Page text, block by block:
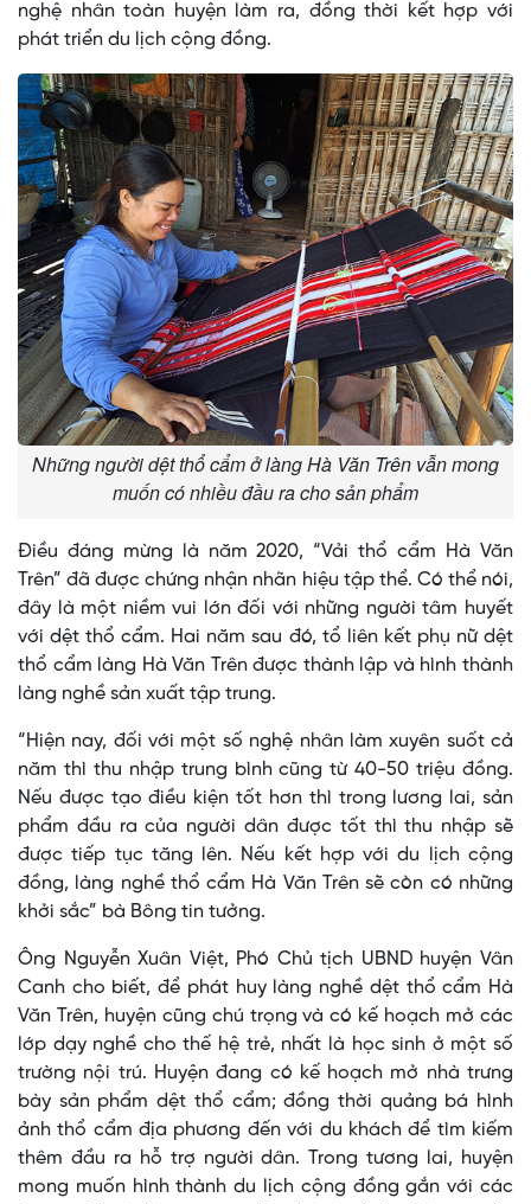
nghệ nhân toàn huyện làm ra, đồng thời kết hợp với
phát triển du lịch cộng đồng.
Những người dệt thổ cẩm ở làng Hà Văn Trên vẫn mong
muốn có nhiều đầu ra cho sản phẩm
Điều đáng mừng là năm 2020, “Vải thổ cẩm Hà Văn
Trên” đã được chứng nhận nhãn hiệu tập thể. Có thể nói,
đây là một niềm vui lớn đối với những người tâm huyết
với dệt thổ cẩm. Hai năm sau đó, tổ liên kết phụ nữ dệt
thổ cẩm làng Hà Văn Trên được thành lập và hình thành
làng nghề sản xuất tập trung.
“Hiện nay, đối với một số nghệ nhân làm xuyên suốt cả
năm thì thu nhập trung bình cũng từ 40-50 triệu đồng.
Nếu được tạo điều kiện tốt hơn thì trong lương lai, sản
phẩm đầu ra của người dân được tốt thì thu nhập sẽ
được tiếp tục tăng lên. Nếu kết hợp với du lịch cộng
đồng, làng nghề thổ cẩm Hà Văn Trên sẽ còn có những
khởi sắc” bà Bông tin tưởng.
Ông Nguyễn Xuân Việt, Phó Chủ tịch UBND huyện Vân
Canh cho biết, để phát huy làng nghề dệt thổ cẩm Hà
Văn Trên, huyện cũng chú trọng và có kế hoạch mở các
lớp dạy nghề cho thế hệ trẻ, nhất là học sinh ở một số
trường nội trú. Huyện đang có kế hoạch mở nhà trưng
bày sản phẩm dệt thổ cẩm; đồng thời quảng bá hình
ảnh thổ cẩm địa phương đến với du khách để tìm kiếm
thêm đầu ra hỗ trợ người dân. Trong tương lai, huyện
mong muốn hình thành du lịch cộng đồng gắn với các